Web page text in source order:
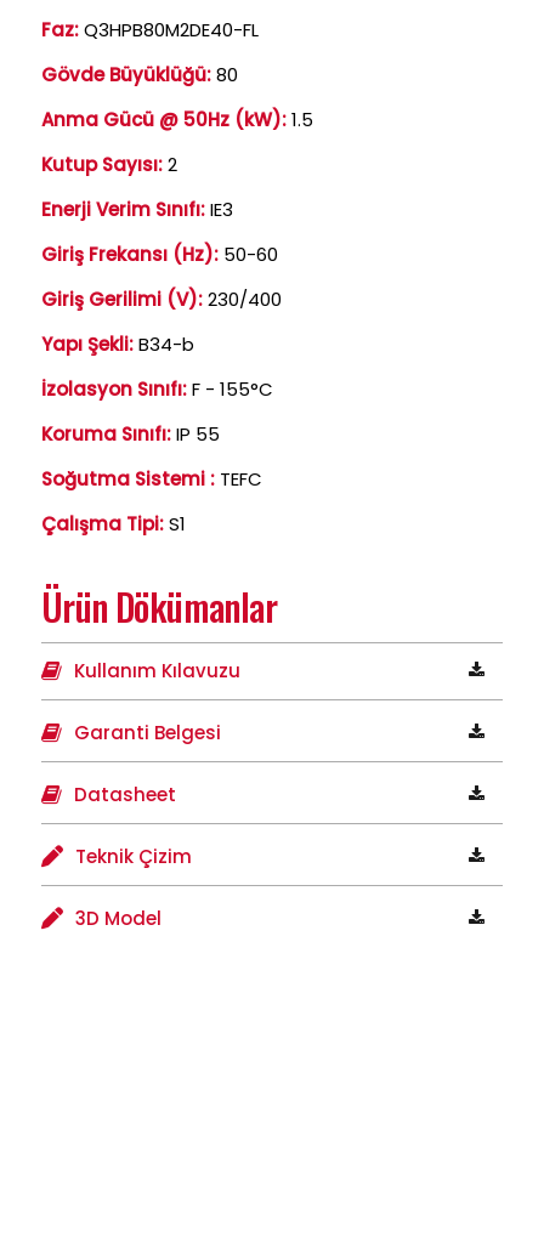
Faz:Q3HPB80M2DE40-FL
Gövde Büyüklüğü:80
Anma Gücü @ 50Hz (kW):1.5
Kutup Sayısı:2
Enerji Verim Sınıfı:IE3
Giriş Frekansı (Hz): 50-60
Giriş Gerilimi (V):230/400
Yapı Şekli:B34-b
İzolasyon Sınıfı:F - 155°C
Koruma Sınıfı:IP 55
Soğutma Sistemi : TEFC
Çalışma Tipi:S1
Ürün Dökümanlar
Kullanım Kılavuzu
Garanti Belgesi
Datasheet
Teknik Çizim
3D Model